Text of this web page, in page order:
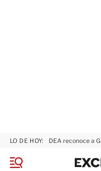
M
LO DE HOY: DEA reconoce a